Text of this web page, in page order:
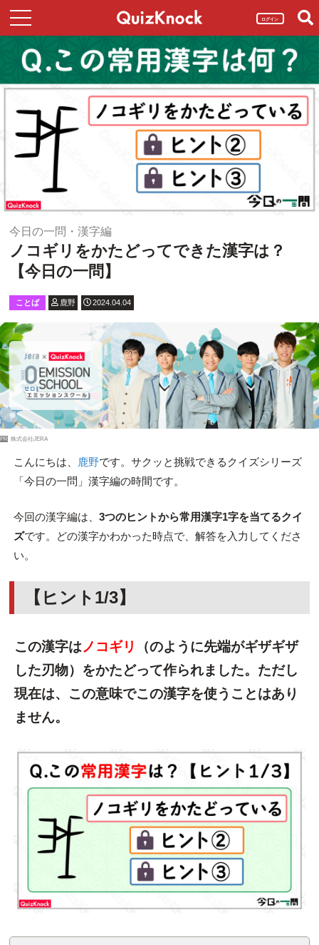
ログイン
今日の一問・漢字編
ノコギリをかたどってできた漢字は？
【今日の一問】
ことば 鹿野 2024.04.04
PR 株式会社JERA
こんにちは、 鹿野です。サクッと挑戦できるクイズシリーズ
「今日の一問」漢字編の時間です。
今回の漢字編は、 3つのヒントから常用漢字1字を当てるクイ
ズです。どの漢字かわかった時点で、解答を入力してくださ
い。
【ヒント1/3】
この漢字は ノコギリ
（のように先端がギザギザ
した刃物）をかたどって作られました。ただし
現在は、この意味でこの漢字を使うことはあり
ません。